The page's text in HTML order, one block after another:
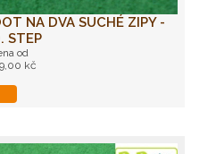
NA DVA SUCHÉ ZIPY -
STEP
od
kč